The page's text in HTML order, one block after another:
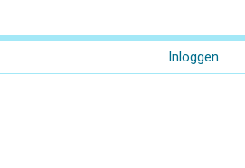
Inloggen